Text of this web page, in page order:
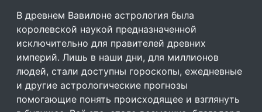
В древнем Вавилоне астрология была
королевской наукой предназначенной
исключительно для правителей древних
империй. Лишь в наши дни, для миллионов
людей, стали доступны гороскопы, ежедневные
и другие астрологические прогнозы
помогающие понять происходящее и взглянуть